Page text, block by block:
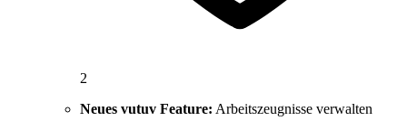
2
Neues vutuv Feature: Arbeitszeugnisse verwalten